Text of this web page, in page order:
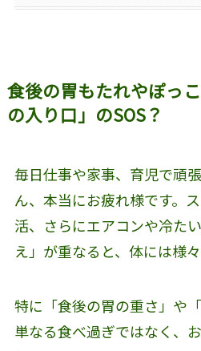
食後の胃もたれやぽっ
の入り口」のSOS？
毎日仕事や家事、育児で頑
ん、本当にお疲れ様です。
活、さらにエアコンや冷た
え」が重なると、体には様
特に「食後の胃の重さ」や
単なる食べ過ぎではなく、